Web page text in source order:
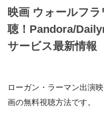
映画 ウォールフ
聴！Pandora/
サービス最新情報
ローガン・ラーマン出演映
画の無料視聴方法です。